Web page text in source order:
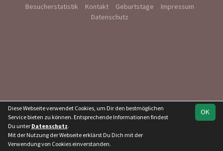
Besucherstatistik Kontakt Geburtstage
Impressum
Datenschutz
OK
Diese Webseite verwendet Cookies, um Dir den bestmöglichen
Service bieten zu können. Entsprechende Informationen findest
Du unter Datenschutz.
Mit der Nutzung der Webseite erklärst Du Dich mit der
Verwendung von Cookies einverstanden.